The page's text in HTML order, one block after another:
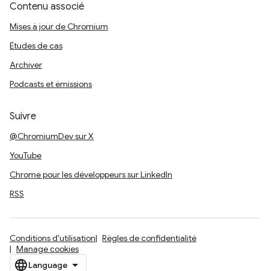
Contenu associé
Mises à jour de Chromium
Études de cas
Archiver
Podcasts et émissions
Suivre
@ChromiumDev sur X
YouTube
Chrome pour les développeurs sur LinkedIn
RSS
Conditions d'utilisation
Règles de confidentialité
Manage cookies